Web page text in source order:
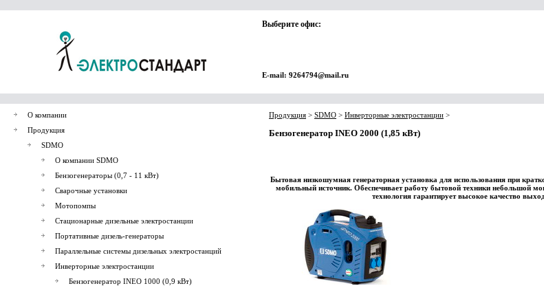
Выберите офис:
E-mail: 9264794@mail.ru
О компании
Продукция
SDMO
О компании SDMO
Бензогенераторы (0,7 - 11 кВт)
Сварочные установки
Мотопомпы
Стационарные дизельные электростанции
Портативные дизель-генераторы
Параллельные системы дизельных электростанций
Инверторные электростанции
Бензогенератор INEO 1000 (0,9 кВт)
Продукция > SDMO > Инверторные электростанции >
Бензогенератор INEO 2000 (1,85 кВт)
Бытовая низкошумная генераторная установка для использования при
мобильный источник. Обеспечивает работу бытовой техники небольшой
технология гарантирует высокое качество